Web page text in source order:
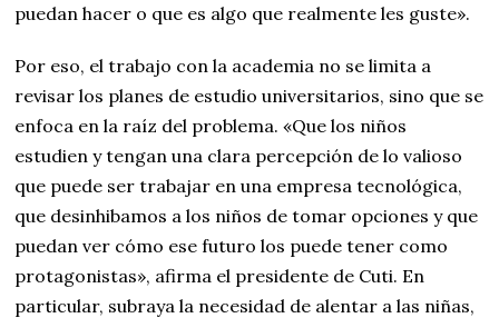
puedan hacer o que es algo que realmente les guste».
Por eso, el trabajo con la academia no se limita a
revisar los planes de estudio universitarios, sino que se
enfoca en la raíz del problema. «Que los niños
estudien y tengan una clara percepción de lo valioso
que puede ser trabajar en una empresa tecnológica,
que desinhibamos a los niños de tomar opciones y que
puedan ver cómo ese futuro los puede tener como
protagonistas», afirma el presidente de Cuti. En
particular, subraya la necesidad de alentar a las niñas,